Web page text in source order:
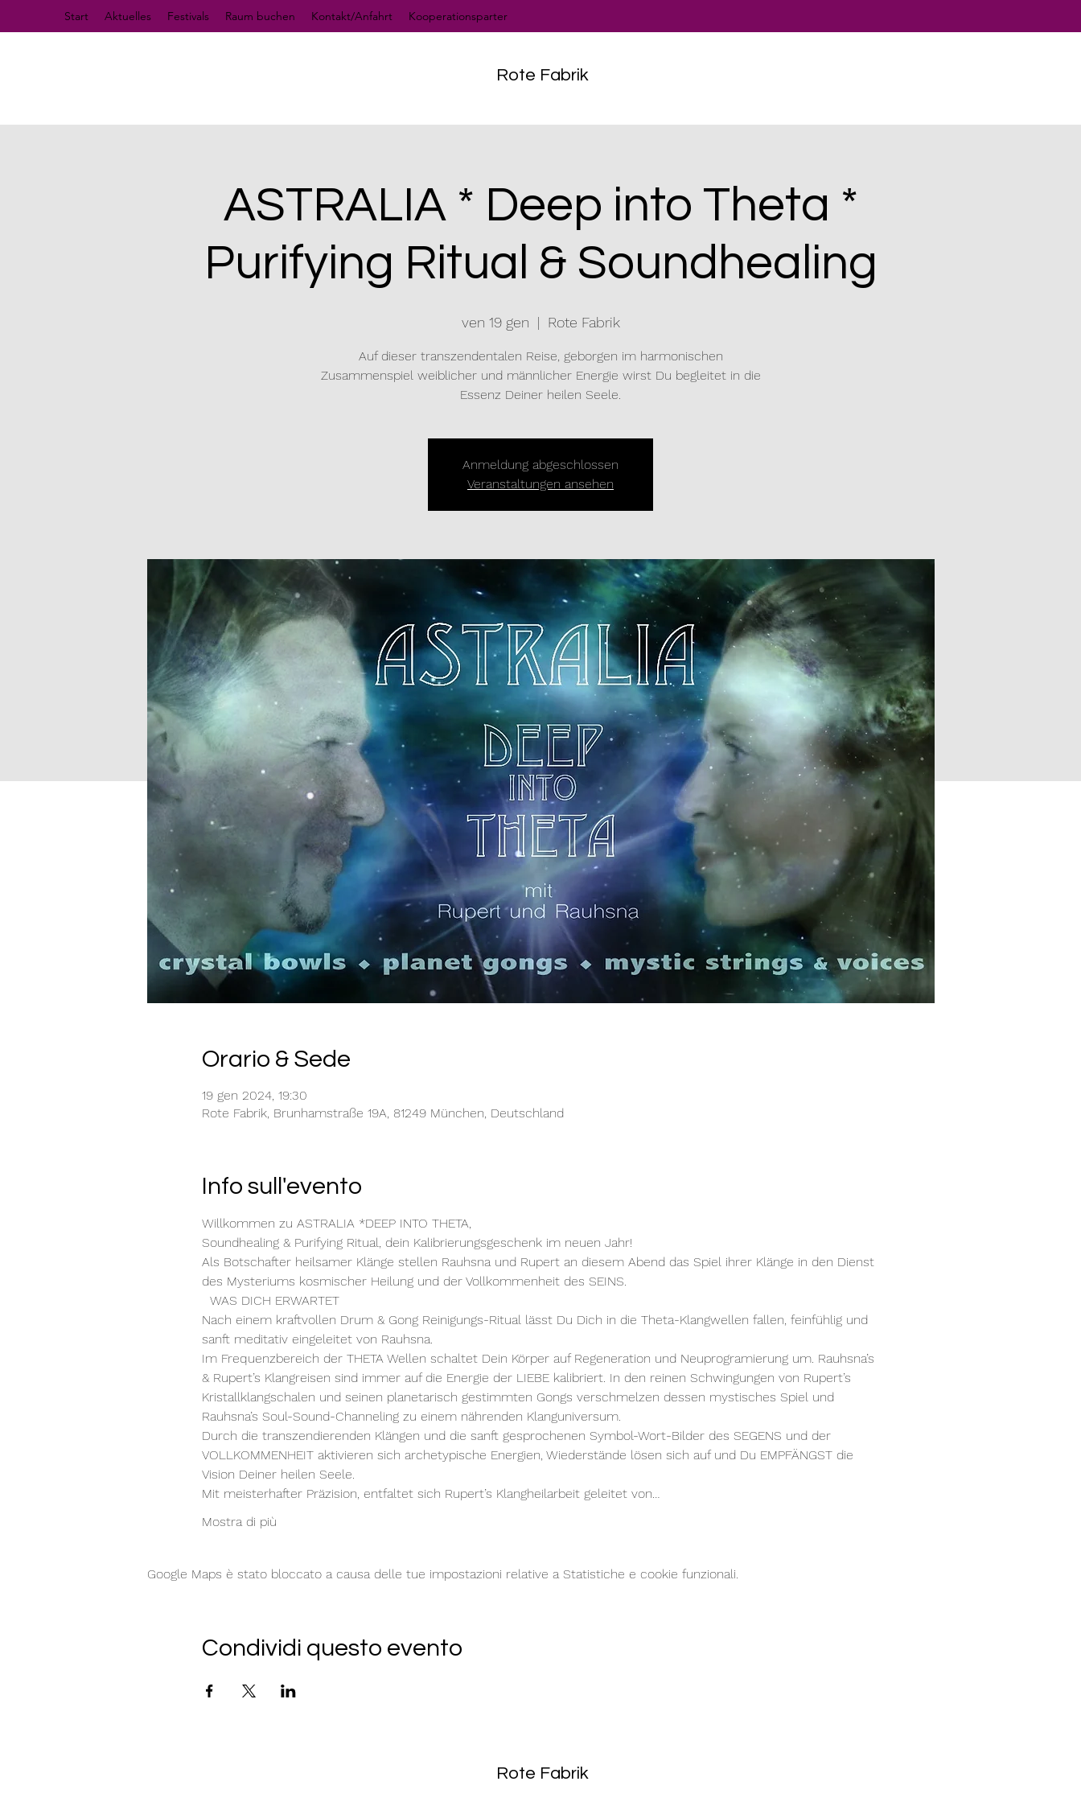
Start Aktuelles Festivals Raum buchen Kontakt/Anfahrt Kooperationsparter
Rote Fabrik
ASTRALIA * Deep into Theta *
Purifying Ritual & Soundhealing
ven 19 gen
  |
Rote Fabrik
Auf dieser transzendentalen Reise, geborgen im harmonischen
Zusammenspiel weiblicher und männlicher Energie wirst Du begleitet in die
Anmeldung abgeschlossen
Veranstaltungen ansehen
Orario & Sede
19 gen 2024, 19:30
Rote Fabrik, Brunhamstraße 19A, 81249 München, Deutschland
Info sull'evento
Willkommen zu ASTRALIA *DEEP INTO THETA,
Soundhealing & Purifying Ritual, dein Kalibrierungsgeschenk im neuen Jahr!
Als Botschafter heilsamer Klänge stellen Rauhsna und Rupert an diesem Abend das Spiel ihrer Klänge in den Dienst
des Mysteriums kosmischer Heilung und der Vollkommenheit des SEINS.
Nach einem kraftvollen Drum & Gong Reinigungs-Ritual lässt Du Dich in die Theta-Klangwellen fallen, feinfühlig und
sanft meditativ eingeleitet von Rauhsna.
Im Frequenzbereich der THETA Wellen schaltet Dein Körper auf Regeneration und Neuprogramierung um. Rauhsna’s
& Rupert’s Klangreisen sind immer auf die Energie der LIEBE kalibriert. In den reinen Schwingungen von Rupert’s
Kristallklangschalen und seinen planetarisch gestimmten Gongs verschmelzen dessen mystisches Spiel und
Rauhsna’s Soul-Sound-Channeling zu einem nährenden Klanguniversum.
Durch die transzendierenden Klängen und die sanft gesprochenen Symbol-Wort-Bilder des SEGENS und der
VOLLKOMMENHEIT aktivieren sich archetypische Energien, Wiederstände lösen sich auf und Du EMPFÄNGST die
Vision Deiner heilen Seele.
Mit meisterhafter Präzision, entfaltet sich Rupert’s Klangheilarbeit geleitet von…
Mostra di più
Google Maps è stato bloccato a causa delle tue impostazioni relative a Statistiche e cookie funzionali.
Condividi questo evento
Rote Fabrik